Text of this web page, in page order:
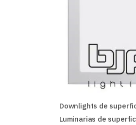
Downlights de
Luminarias de